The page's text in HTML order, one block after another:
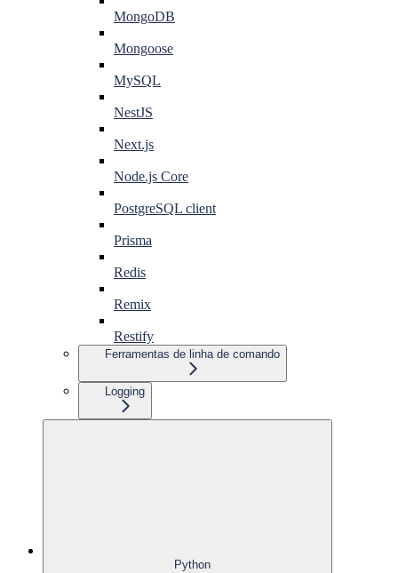
MongoDB
Mongoose
MySQL
NestJS
Next.js
Node.js Core
PostgreSQL client
Prisma
Redis
Remix
Restify
Ferramentas de linha de comando
Logging
Python